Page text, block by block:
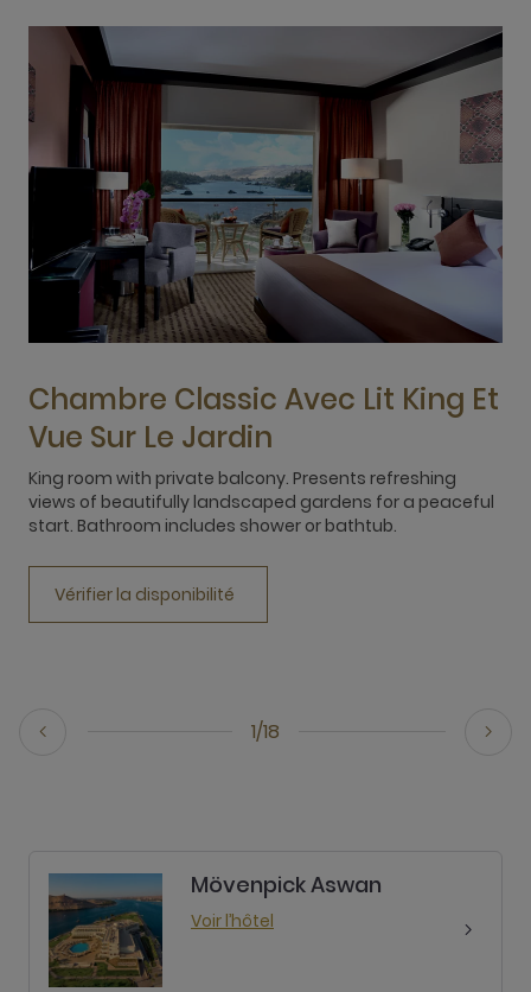
1/18
Chambre Classic Avec Lit King Et
Vue Sur Le Jardin
King room with private balcony. Presents refreshing
views of beautifully landscaped gardens for a peaceful
start. Bathroom includes shower or bathtub.
Vérifier la disponibilité
Mövenpick Aswan
Voir l’hôtel